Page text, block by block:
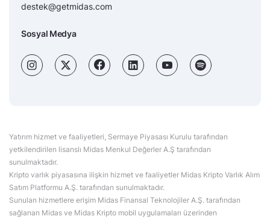
destek@getmidas.com
Sosyal Medya
Yatırım hizmet ve faaliyetleri, Sermaye Piyasası Kurulu tarafından
yetkilendirilen lisanslı Midas Menkul Değerler A.Ş tarafından
sunulmaktadır.
Kripto varlık piyasasına ilişkin hizmet ve faaliyetler Midas Kripto Varlık Alım
Satım Platformu A.Ş. tarafından sunulmaktadır.
Sunulan hizmetlere erişim Midas Finansal Teknolojiler A.Ş. tarafından
sağlanan Midas ve Midas Kripto mobil uygulamaları üzerinden